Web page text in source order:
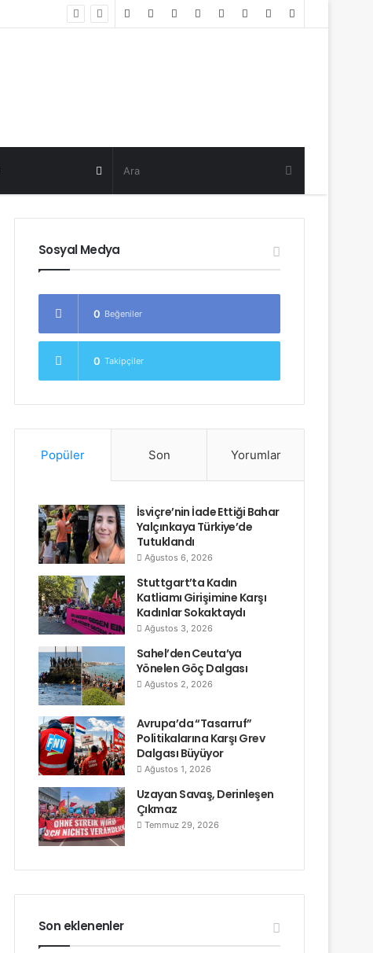
Random
Random
Post
Sosyal Medya
0 Beğeniler
0 Takipçiler
Popüler Son Yorumlar
İsviçre’nin İade Ettiği Bahar
Yalçınkaya Türkiye’de
Tutuklandı
Ağustos 6, 2026
Stuttgart’ta Kadın
Katliamı Girişimine Karşı
Kadınlar Sokaktaydı
Ağustos 3, 2026
Sahel’den Ceuta’ya
Yönelen Göç Dalgası
Ağustos 2, 2026
Avrupa’da “Tasarruf”
Politikalarına Karşı Grev
Dalgası Büyüyor
Ağustos 1, 2026
Uzayan Savaş, Derinleşen
Çıkmaz
Temmuz 29, 2026
Son eklenenler